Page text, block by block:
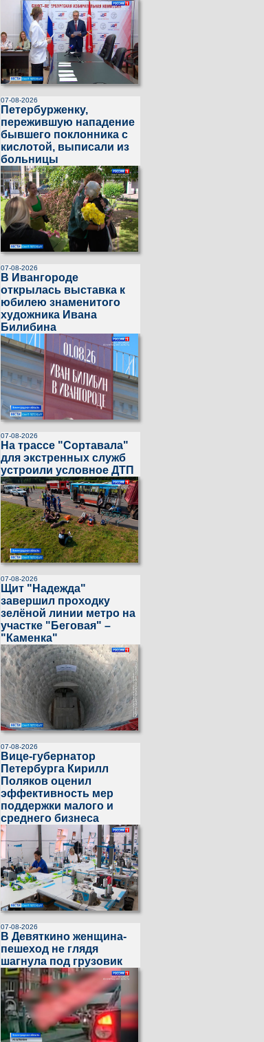
07-08-2026
Петербурженку,
пережившую нападение
бывшего поклонника с
кислотой, выписали из
больницы
07-08-2026
В Ивангороде
открылась выставка к
юбилею знаменитого
художника Ивана
Билибина
07-08-2026
На трассе "Сортавала"
для экстренных служб
устроили условное ДТП
07-08-2026
Щит "Надежда"
завершил проходку
зелёной линии метро на
участке "Беговая" –
"Каменка"
07-08-2026
Вице-губернатор
Петербурга Кирилл
Поляков оценил
эффективность мер
поддержки малого и
среднего бизнеса
07-08-2026
В Девяткино женщина-
пешеход не глядя
шагнула под грузовик